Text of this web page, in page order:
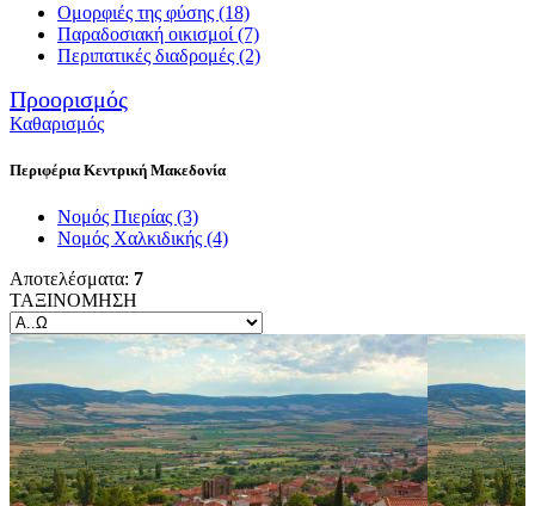
Ομορφιές της φύσης (18)
Παραδοσιακή οικισμοί (7)
Περιπατικές διαδρομές (2)
Προορισμός
Καθαρισμός
Περιφέρια Κεντρική Μακεδονία
Νομός Πιερίας (3)
Νομός Χαλκιδικής (4)
Αποτελέσματα: 7
ΤΑΞΙΝΟΜΗΣΗ